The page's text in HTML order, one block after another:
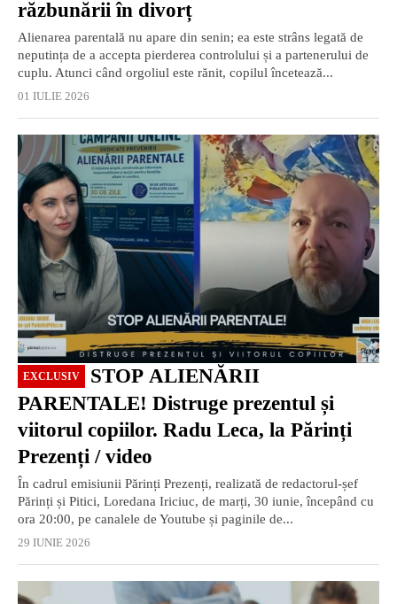
răzbunării în divorț
Alienarea parentală nu apare din senin; ea este strâns legată de
neputința de a accepta pierderea controlului și a partenerului de
cuplu. Atunci când orgoliul este rănit, copilul încetează...
01 IULIE 2026
EXCLUSIV
EXCLUSIV
PARENTALE! Distruge prezentul și
viitorul copiilor. Radu Leca, la Părinți
Prezenți / video
În cadrul emisiunii Părinți Prezenți, realizată de redactorul-șef
Părinți și Pitici, Loredana Iriciuc, de marți, 30 iunie, începând cu
ora 20:00, pe canalele de Youtube și paginile de...
29 IUNIE 2026
EXCLUSIV